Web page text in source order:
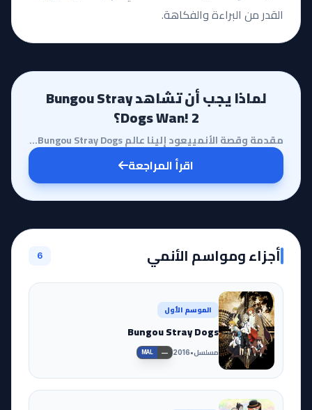
القدر من البراءة والفكاهة.
لماذا يجب أن تشاهد Bungou Stray
Dogs Wan! 2؟
مقدمة وقصة الأنمييعود إلينا عالم Bungou Stray Dogs في قالب مختلف تماماً من خلال سلسلة Bungou Stray D...
اقرأ المراجعة
أجزاء ومواسم الأنمي 6
الموسم الأول
Bungou Stray Dogs
مسلسل•
2016
MAL —